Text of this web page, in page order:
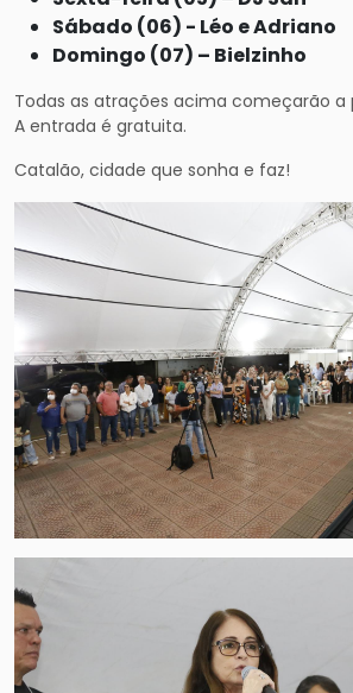
Sábado (06) - Léo e Adriano
Domingo (07) – Bielzinho
Todas as atrações acima começarão a
A entrada é gratuita.
Catalão, cidade que sonha e faz!